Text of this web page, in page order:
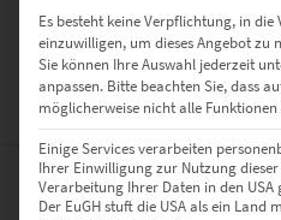
Ein Morgan 4/4 mit seiner
vor dem Backhaus am Marktplatz
ZUSÄTZLICHE INFORMATIONEN
PRODUKT BESONDERHEITEN
Es besteht keine Verpflichtung, in
einzuwilligen, um dieses Angebot zu
Sie können Ihre Auswahl jederzeit
anpassen. Bitte beachten Sie, dass
möglicherweise nicht alle
Einige Services verarbeiten
Ihrer Einwilligung zur Nutzung
Verarbeitung Ihrer Daten in den USA
Der EuGH stuft die USA als ein